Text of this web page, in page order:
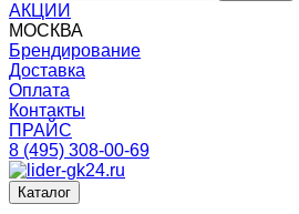
АКЦИИ
МОСКВА
Брендирование
Доставка
Оплата
Контакты
ПРАЙС
8 (495) 308-00-69
Каталог